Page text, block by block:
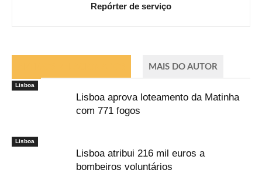
Repórter de serviço
MAIS DO AUTOR
Lisboa
Lisboa aprova loteamento da Matinha
com 771 fogos
Lisboa
Lisboa atribui 216 mil euros a
bombeiros voluntários